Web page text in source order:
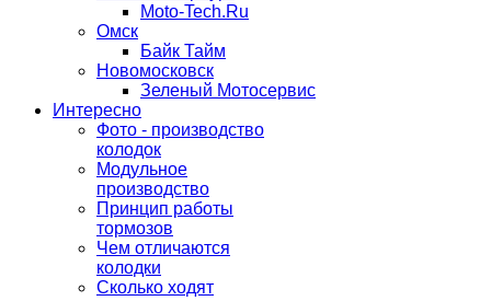
Moto-Tech.Ru
Омск
Байк Тайм
Новомосковск
Зеленый Мотосервис
Интересно
Фото - производство
колодок
Модульное
производство
Принцип работы
тормозов
Чем отличаются
колодки
Сколько ходят